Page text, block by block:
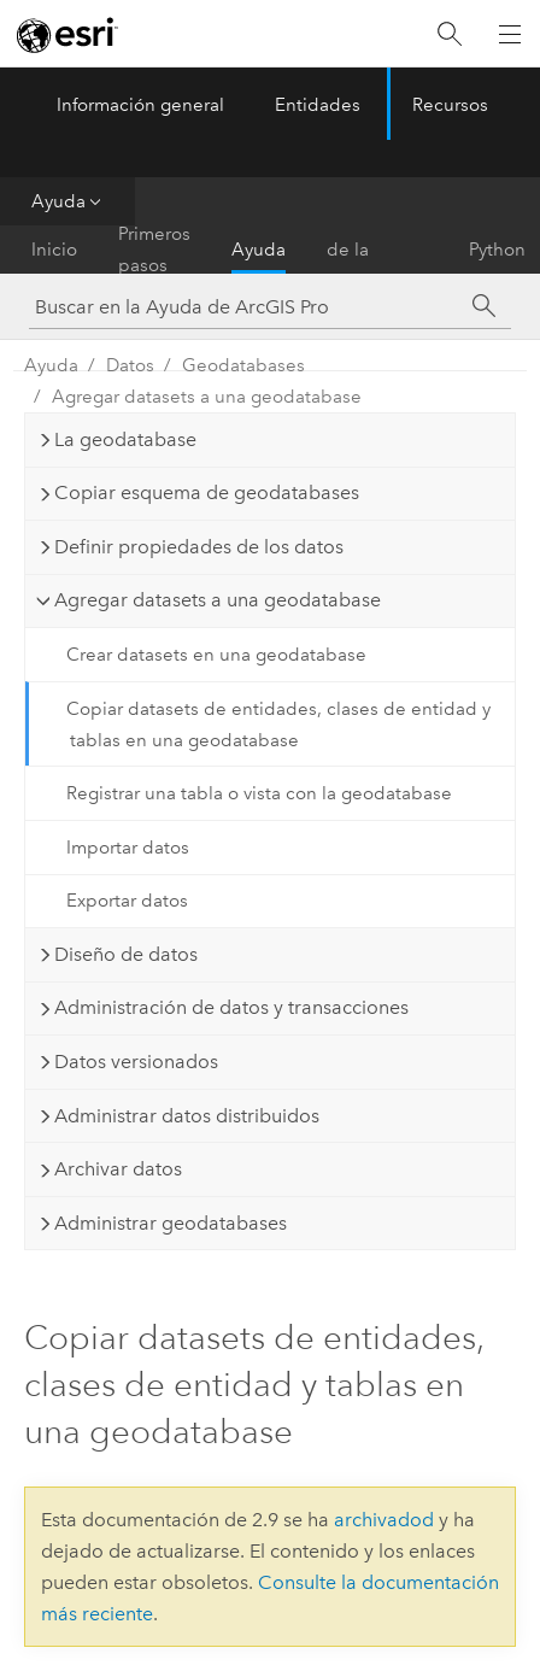
ArcGIS Pro Menu
Información general Entidades Recursos
Ayuda
Inicio
Primeros
pasos
Ayuda
de la
herramienta
Python
Ayuda Datos
Geodatabases
Agregar datasets a una geodatabase
La geodatabase
Copiar esquema de geodatabases
Definir propiedades de los datos
Agregar datasets a una geodatabase
Crear datasets en una geodatabase
Copiar datasets de entidades, clases de entidad y
tablas en una geodatabase
Registrar una tabla o vista con la geodatabase
Importar datos
Exportar datos
Diseño de datos
Administración de datos y transacciones
Datos versionados
Administrar datos distribuidos
Archivar datos
Administrar geodatabases
Copiar datasets de entidades,
clases de entidad y tablas en
una geodatabase
Esta documentación de 2.9 se ha archivadod y ha
dejado de actualizarse. El contenido y los enlaces
pueden estar obsoletos. Consulte la documentación
más reciente.